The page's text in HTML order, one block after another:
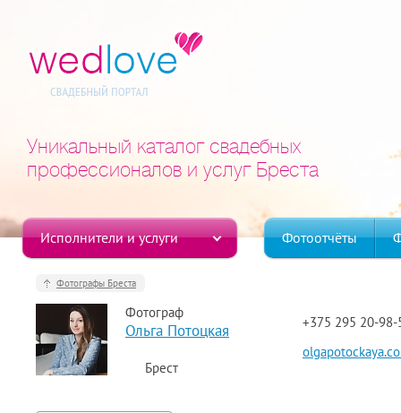
Уникальный каталог свадебных
профессионалов и услуг Бреста
Исполнители и услуги Фотоотчёты
Фотографы Бреста
Фотограф
Ольга Потоцкая
Брест
+375 295 20-98-